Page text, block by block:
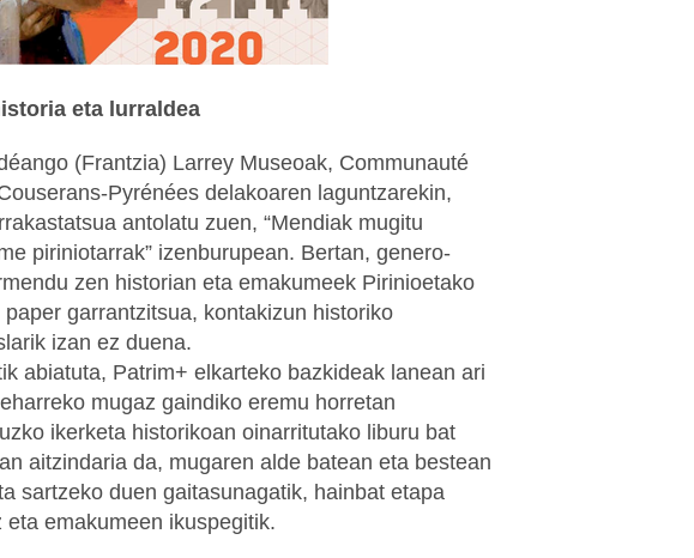
eta lurraldea
(Frantzia) Larrey Museoak, Communauté
Pyrénées delakoaren laguntzarekin,
antolatu zuen, “Mendiak mugitu
piriniotarrak” izenburupean. Bertan, genero-
zen historian eta emakumeek Pirinioetako
garrantzitsua, kontakizun historiko
izan ez duena.
abiatuta, Patrim+ elkarteko bazkideak lanean ari
mugaz gaindiko eremu horretan
ikerketa historikoan oinarritutako liburu bat
aitzindaria da, mugaren alde batean eta bestean
sartzeko duen gaitasunagatik, hainbat etapa
eta emakumeen ikuspegitik.